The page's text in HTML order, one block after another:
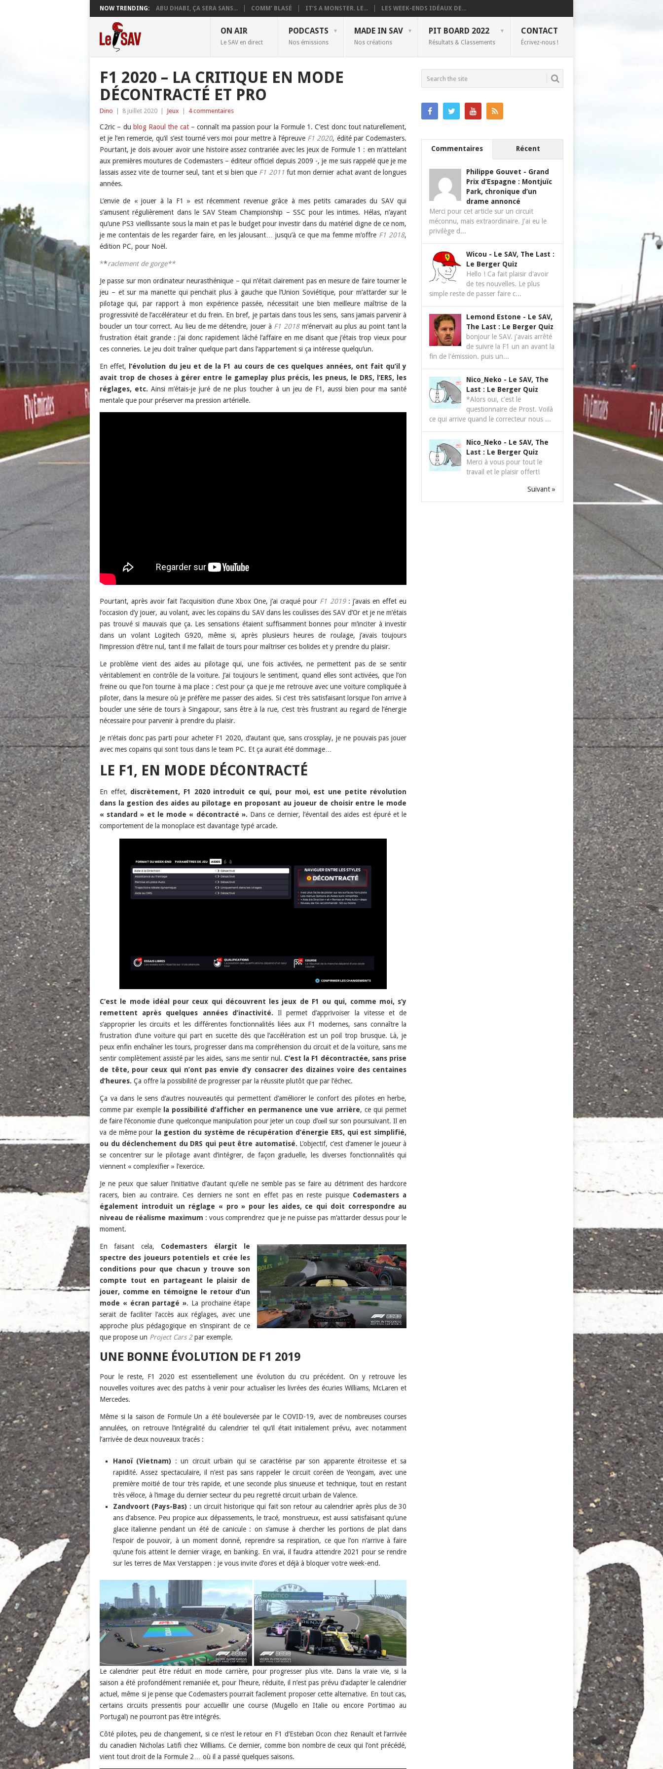
NOW TRENDING: ABU DHABI, ÇA SERA SANS... COMM’ BLASÉ IT’S A MONSTER. LE... LES WEEK-ENDS IDÉAUX DE...
ON AIR
Le SAV en direct
PODCASTS
Nos émissions
MADE IN SAV
Nos créations
PIT BOARD 2022
Résultats & Classements
CONTACT
Écrivez-nous !
F1 2020 – LA CRITIQUE EN MODE
DÉCONTRACTÉ ET PRO
Dino 8 juillet 2020 Jeux 4 commentaires
C2ric – du blog Raoul the cat– connaît ma passion pour la Formule 1. C’est donc tout naturellement,
et je l’en remercie, qu’il s’est tourné vers moi pour mettre à l’épreuveF1 2020, édité par Codemasters.
Pourtant, je dois avouer avoir une histoire assez contrariée avec les jeux de Formule 1 : en m’attelant
aux premières moutures de Codemasters – éditeur officiel depuis 2009 -, je me suis rappelé que je me
lassais assez vite de tourner seul, tant et si bien que F1 2011fut mon dernier achat avant de longues
années.
L’envie de « jouer à la F1 » est récemment revenue grâce à mes petits camarades du SAV qui
s’amusent régulièrement dans le SAV Steam Championship – SSC pour les intimes. Hélas, n’ayant
qu’une PS3 vieillissante sous la main et pas le budget pour investir dans du matériel digne de ce nom,
je me contentais de les regarder faire, en les jalousant… jusqu’à ce que ma femme m’offre F1 2018,
édition PC, pour Noël.
**raclement de gorge**
Je passe sur mon ordinateur neurasthénique – qui n’était clairement pas en mesure de faire tourner le
jeu – et sur ma manette qui penchait plus à gauche que l’Union Soviétique, pour m’attarder sur le
pilotage qui, par rapport à mon expérience passée, nécessitait une bien meilleure maîtrise de la
progressivité de l’accélérateur et du frein. En bref, je partais dans tous les sens, sans jamais parvenir à
boucler un tour correct. Au lieu de me détendre, jouer à F1 2018m’énervait au plus au point tant la
frustration était grande : j’ai donc rapidement lâché l’affaire en me disant que j’étais trop vieux pour
ces conneries. Le jeu doit traîner quelque part dans l’appartement si ça intéresse quelqu’un.
En effet,
l’évolution du jeu et de la F1 au cours de ces quelques années, ont fait qu’il y
avait trop de choses à gérer entre le gameplay plus précis, les pneus, le DRS, l’ERS, les
réglages, etc.Ainsi m’étais-je juré de ne plus toucher à un jeu de F1, aussi bien pour ma santé
mentale que pour préserver ma pression artérielle.
Pourtant, après avoir fait l’acquisition d’une Xbox One, j’ai craqué pour F1 2019: j’avais en effet eu
l’occasion d’y jouer, au volant, avec les copains du SAV dans les coulisses des SAV d’Or et je ne m’étais
pas trouvé si mauvais que ça. Les sensations étaient suffisamment bonnes pour m’inciter à investir
dans un volant Logitech G920, même si, après plusieurs heures de roulage, j’avais toujours
l’impression d’être nul, tant il me fallait de tours pour maîtriser ces bolides et y prendre du plaisir.
Le problème vient des aides au pilotage qui, une fois activées, ne permettent pas de se sentir
véritablement en contrôle de la voiture. J’ai toujours le sentiment, quand elles sont activées, que l’on
freine ou que l’on tourne à ma place : c’est pour ça que je me retrouve avec une voiture compliquée à
piloter, dans la mesure où je préfère me passer des aides. Si c’est très satisfaisant lorsque l’on arrive à
boucler une série de tours à Singapour, sans être à la rue, c’est très frustrant au regard de l’énergie
nécessaire pour parvenir à prendre du plaisir.
Je n’étais donc pas parti pour acheter F1 2020, d’autant que, sans crossplay, je ne pouvais pas jouer
avec mes copains qui sont tous dans le team PC. Et ça aurait été dommage…
LE F1, EN MODE DÉCONTRACTÉ
En effet, discrètement, F1 2020 introduit ce qui, pour moi, est une petite révolution
dans la gestion des aides au pilotage en proposant au joueur de choisir entre le mode
« standard » et le mode « décontracté ». Dans ce dernier, l’éventail des aides est épuré et le
comportement de la monoplace est davantage typé arcade.
C’est le mode idéal pour ceux qui découvrent les jeux de F1 ou qui, comme moi, s’y
remettent après quelques années d’inactivité.Il permet d’apprivoiser la vitesse et de
s’approprier les circuits et les différentes fonctionnalités liées aux F1 modernes, sans connaître la
frustration d’une voiture qui part en sucette dès que l’accélération est un poil trop brusque. Là, je
peux enfin enchaîner les tours, progresser dans ma compréhension du circuit et de la voiture, sans me
sentir complètement assisté par les aides, sans me sentir nul. C’est la F1 décontractée, sans prise
de tête, pour ceux qui n’ont pas envie d’y consacrer des dizaines voire des centaines
d’heures. Ça offre la possibilité de progresser par la réussite plutôt que par l’échec.
Ça va dans le sens d’autres nouveautés qui permettent d’améliorer le confort des pilotes en herbe,
comme par exemple
la possibilité d’afficher en permanence une vue arrière, ce qui permet
de faire l’économie d’une quelconque manipulation pour jeter un coup d’œil sur son poursuivant. Il en
va de même pour
la gestion du système de récupération d’énergie ERS, qui est simplifié,
ou du déclenchement du DRS qui peut être automatisé. L’objectif, c’est d’amener le joueur à
se concentrer sur le pilotage avant d’intégrer, de façon graduelle, les diverses fonctionnalités qui
viennent « complexifier » l’exercice.
Je ne peux que saluer l’initiative d’autant qu’elle ne semble pas se faire au détriment des hardcore
racers, bien au contraire. Ces derniers ne sont en effet pas en reste puisque Codemasters a
également introduit un réglage « pro » pour les aides, ce qui doit correspondre au
niveau de réalisme maximum : vous comprendrez que je ne puisse pas m’attarder dessus pour le
moment.
En faisant cela, Codemasters élargit le
spectre des joueurs potentiels et crée les
conditions pour que chacun y trouve son
compte tout en partageant le plaisir de
jouer, comme en témoigne le retour d’un
mode « écran partagé ». La prochaine étape
serait de faciliter l’accès aux réglages, avec une
approche plus pédagogique en s’inspirant de ce
que propose un Project Cars 2par exemple.
UNE BONNE ÉVOLUTION DE F1 2019
Pour le reste, F1 2020 est essentiellement une évolution du cru précédent. On y retrouve les
nouvelles voitures avec des patchs à venir pour actualiser les livrées des écuries Williams, McLaren et
Mercedes.
Même si la saison de Formule Un a été bouleversée par le COVID-19, avec de nombreuses courses
annulées, on retrouve l’intégralité du calendrier tel qu’il était initialement prévu, avec notamment
l’arrivée de deux nouveaux tracés :
Hanoï (Vietnam) : un circuit urbain qui se caractérise par son apparente étroitesse et sa
rapidité. Assez spectaculaire, il n’est pas sans rappeler le circuit coréen de Yeongam, avec une
première moitié de tour très rapide, et une seconde plus sinueuse et technique, tout en restant
très véloce, à l’image du dernier secteur du peu regretté circuit urbain de Valence.
Zandvoort (Pays-Bas) : un circuit historique qui fait son retour au calendrier après plus de 30
ans d’absence. Peu propice aux dépassements, le tracé, monstrueux, est aussi satisfaisant qu’une
glace italienne pendant un été de canicule : on s’amuse à chercher les portions de plat dans
l’espoir de pouvoir, à un moment donné, reprendre sa respiration, ce que l’on n’arrive à faire
qu’une fois atteint le dernier virage, en banking. En vrai, il faudra attendre 2021 pour se rendre
sur les terres de Max Verstappen : je vous invite d’ores et déjà à bloquer votre week-end.
Le calendrier peut être réduit en mode carrière, pour progresser plus vite. Dans la vraie vie, si la
saison a été profondément remaniée et, pour l’heure, réduite, il n’est pas prévu d’adapter le calendrier
actuel, même si je pense que Codemasters pourrait facilement proposer cette alternative. En tout cas,
certains circuits pressentis pour accueillir une course (Mugello en Italie ou encore Portimao au
Portugal) ne pourront pas être intégrés.
Côté pilotes, peu de changement, si ce n’est le retour en F1 d’Esteban Ocon chez Renault et l’arrivée
du canadien Nicholas Latifi chez Williams. Ce dernier, comme bon nombre de ceux qui l’ont précédé,
vient tout droit de la Formule 2… où il a passé quelques saisons.
Commentaires Récent
Philippe Gouvet - Grand
Prix d’Espagne : Montjuïc
Park, chronique d’un
drame annoncé
Merci pour cet article sur un circuit
méconnu, mais extraordinaire. J'ai eu le
privilège d...
Wicou - Le SAV, The Last :
Le Berger Quiz
Hello ! Ca fait plaisir d'avoir
de tes nouvelles. Le plus
simple reste de passer faire c...
Lemond Estone - Le SAV,
The Last : Le Berger Quiz
bonjour le SAV. j'avais arrêté
de suivre la F1 un an avant la
fin de l'émission. puis un...
Nico_Neko - Le SAV, The
Last : Le Berger Quiz
*Alors oui, c'est le
questionnaire de Prost. Voilà
ce qui arrive quand le correcteur nous ...
Nico_Neko - Le SAV, The
Last : Le Berger Quiz
Merci à vous pour tout le
travail et le plaisir offert!
Suivant »